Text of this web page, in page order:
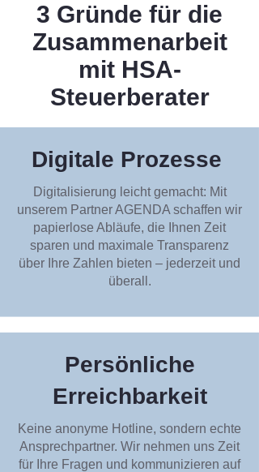
3 Gründe für die
Zusammenarbeit
mit HSA-
Steuerberater
Digitale Prozesse
Digitalisierung leicht gemacht: Mit
unserem Partner AGENDA schaffen wir
papierlose Abläufe, die Ihnen Zeit
sparen und maximale Transparenz
über Ihre Zahlen bieten – jederzeit und
überall.
Persönliche
Erreichbarkeit
Keine anonyme Hotline, sondern echte
Ansprechpartner. Wir nehmen uns Zeit
für Ihre Fragen und kommunizieren auf